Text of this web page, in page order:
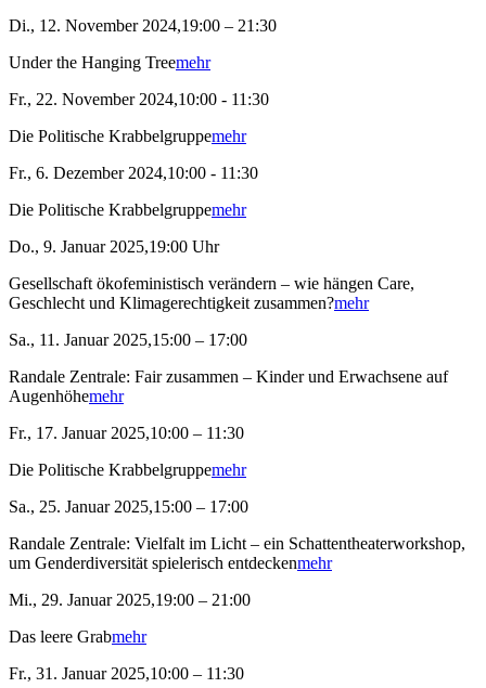
Di., 12. November 2024,19:00 – 21:30
Under the Hanging Treemehr
Fr., 22. November 2024,10:00 - 11:30
Die Politische Krabbelgruppemehr
Fr., 6. Dezember 2024,10:00 - 11:30
Die Politische Krabbelgruppemehr
Do., 9. Januar 2025,19:00 Uhr
Gesellschaft ökofeministisch verändern – wie hängen Care,
Geschlecht und Klimagerechtigkeit zusammen?mehr
Sa., 11. Januar 2025,15:00 – 17:00
Randale Zentrale: Fair zusammen – Kinder und Erwachsene auf
Augenhöhemehr
Fr., 17. Januar 2025,10:00 – 11:30
Die Politische Krabbelgruppemehr
Sa., 25. Januar 2025,15:00 – 17:00
Randale Zentrale: Vielfalt im Licht – ein Schattentheaterworkshop,
um Genderdiversität spielerisch entdeckenmehr
Mi., 29. Januar 2025,19:00 – 21:00
Das leere Grabmehr
Fr., 31. Januar 2025,10:00 – 11:30